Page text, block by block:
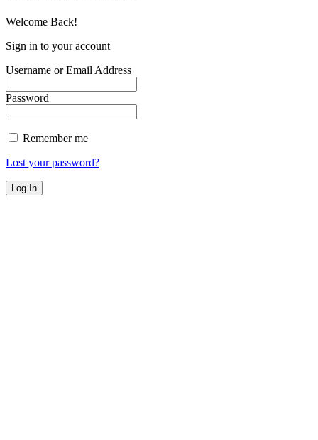
Welcome Back!
Sign in to your account
Username or Email Address
Password
Remember me
Lost your password?